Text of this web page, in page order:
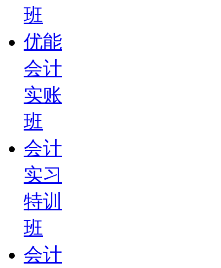
班
优能
会计
实账
班
会计
实习
特训
班
会计